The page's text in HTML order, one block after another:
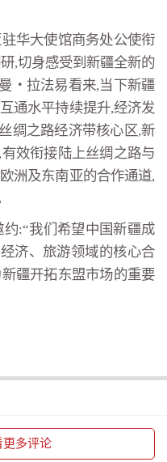
华大使馆商务处公使衔
,切身感受到新疆全新的
・拉法易看来,当下新疆
通水平持续提升,经济发
绸之路经济带核心区,新
效衔接陆上丝绸之路与
洲及东南亚的合作通道,
:“我们希望中国新疆成
济、旅游领域的核心合
疆开拓东盟市场的重要
更多评论